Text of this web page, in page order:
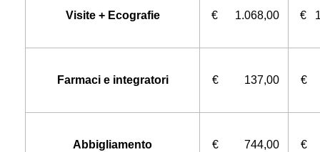
Visite + Ecografie € 1.068,00 €
Farmaci e integratori € 137,00 €
Abbigliamento € 744,00 €